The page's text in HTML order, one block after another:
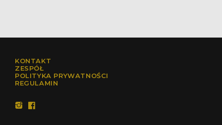
KONTAKT
ZESPÓŁ
POLITYKA PRYWATNOŚCI
REGULAMIN